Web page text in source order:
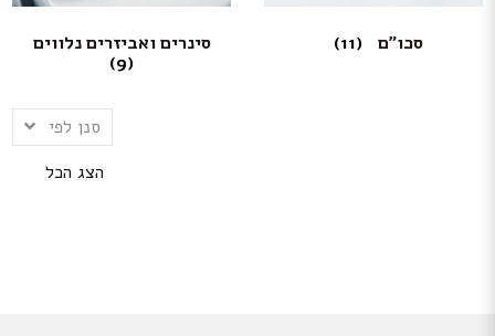
סכו"ם (11)
סינרים ואביזרים נלווים
(9)
סנן לפי
הצג הכל